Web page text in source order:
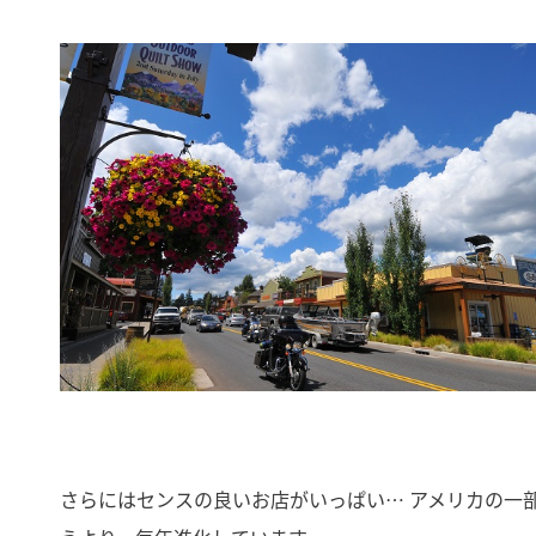
さらにはセンスの良いお店がいっぱい… アメリカの一